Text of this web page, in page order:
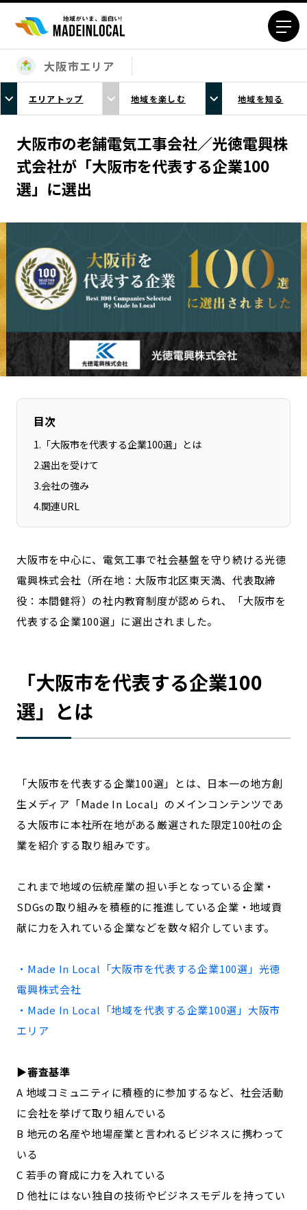
エリアから探す
北海道エリア
青森エリア
岩手エリア
宮城エリア
秋田エリア
山形エリア
福島エリア
茨城エリア
栃木エリア
埼玉エリア
千葉エリア
神奈川エリア
新潟エリア
富山エリア
石川エリア
福井エリア
山梨エリア
静岡エリア
愛知エリア
三重エリア
滋賀エリア
河内エリア
奈良エリア
和歌山エリア
鳥取エリア
岡山エリア
高知エリア
福岡エリア
佐賀エリア
長崎エリア
熊本エリア
大分エリア
宮崎エリア
鹿児島エリア
カテゴリから探す
「人」から探す
お問い合わせ
大阪市エリア
エリアトップ 地域を楽しむ 地域を知る
大阪市の老舗電気工事会社／光徳電興株
式会社が「大阪市を代表する企業100
選」に選出
目次
1. 「大阪市を代表する企業100選」とは
2.選出を受けて
3.会社の強み
4.関連URL
大阪市を中心に、電気工事で社会基盤を守り続ける光徳
電興株式会社（所在地：大阪市北区東天満、代表取締
役：本間健将）の社内教育制度が認められ、「大阪市を
代表する企業100選」に選出されました。
「大阪市を代表する企業100
選」とは
「大阪市を代表する企業100選」とは、日本一の地方創
生メディア「Made In Local」のメインコンテンツであ
る大阪市に本社所在地がある厳選された限定100社の企
業を紹介する取り組みです。
これまで地域の伝統産業の担い手となっている企業・
SDGsの取り組みを積極的に推進している企業・地域貢
献に力を入れている企業などを数々紹介しています。
・Made In Local「大阪市を代表する企業100選」 光徳
電興株式会社
・Made In Local「地域を代表する企業100選」 大阪市
エリア
▶︎審査基準
A 地域コミュニティに積極的に参加するなど、社会活動
に会社を挙げて取り組んでいる
B 地元の名産や地場産業と言われるビジネスに携わって
いる
C 若手の育成に力を入れている
D 他社にはない独自の技術やビジネスモデルを持ってい